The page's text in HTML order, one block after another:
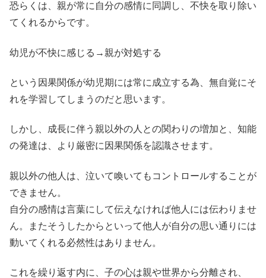
恐らくは、親が常に自分の感情に同調し、不快を取り除い
てくれるからです。
幼児が不快に感じる→親が対処する
という因果関係が幼児期には常に成立する為、無自覚にそ
れを学習してしまうのだと思います。
しかし、成長に伴う親以外の人との関わりの増加と、知能
の発達は、より厳密に因果関係を認識させます。
親以外の他人は、泣いて喚いてもコントロールすることが
できません。
自分の感情は言葉にして伝えなければ他人には伝わりませ
ん。またそうしたからといって他人が自分の思い通りには
動いてくれる必然性はありません。
これを繰り返す内に、子の心は親や世界から分離され、